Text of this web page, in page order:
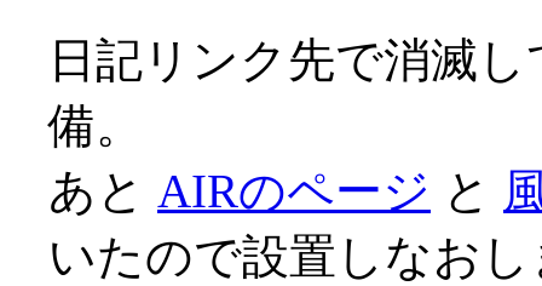
日記リンク先で消滅
備。
あと AIRのページ と
いたので設置しなお